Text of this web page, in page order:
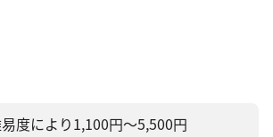
精神科
度により1,100円～5,500円